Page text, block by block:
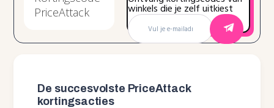
winkels die je zelf uitkiest
De succesvolste PriceAttack
kortingsacties